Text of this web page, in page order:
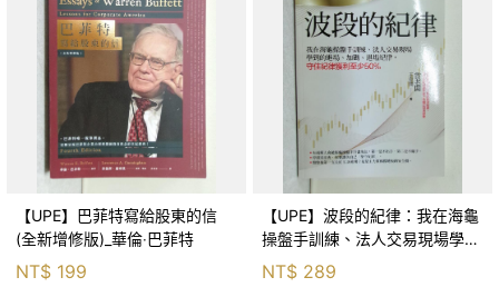
【UPE】巴菲特寫給股東的信
(全新增修版)_華倫‧巴菲特
NT$ 199
【UPE】波段的紀律：我在海龜
操盤手訓練、法人交易現場學到
的進場、加碼、退場紀律，守住
紀律獲利至少50％_雷老闆
NT$ 289